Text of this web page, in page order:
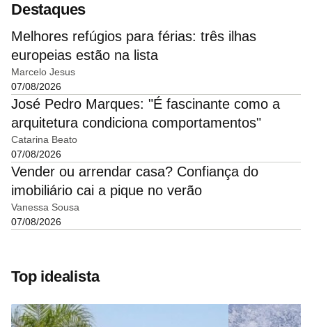
Destaques
Melhores refúgios para férias: três ilhas
europeias estão na lista
Marcelo Jesus
07/08/2026
José Pedro Marques: "É fascinante como a
arquitetura condiciona comportamentos"
Catarina Beato
07/08/2026
Vender ou arrendar casa? Confiança do
imobiliário cai a pique no verão
Vanessa Sousa
07/08/2026
Top idealista